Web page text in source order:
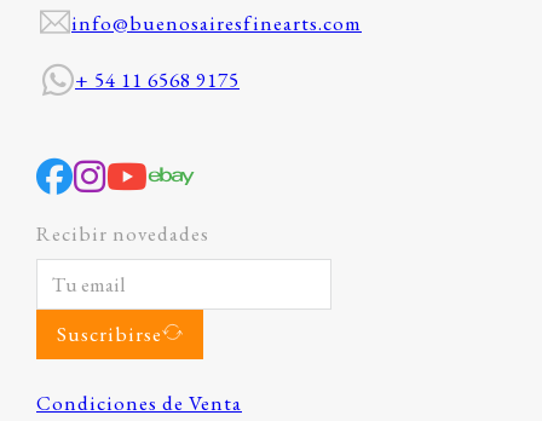
info@buenosairesfinearts.com
+ 54 11 6568 9175
Recibir novedades
Suscribirse
Condiciones de Venta